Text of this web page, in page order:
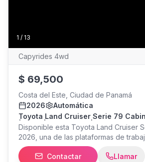
1 / 13
Capyrides 4wd
$ 69,500
Costa del Este, Ciudad de Panamá
2026
Automática
Toyota Land Cruiser Serie 79
| 0 Km | Automática | 4x4
Disponible esta Toyota Land Cruiser
2026, una de las plataformas de
reconocidas por su durabilidad,
confiabilidad. Esta unidad es de
Contactar Llamar